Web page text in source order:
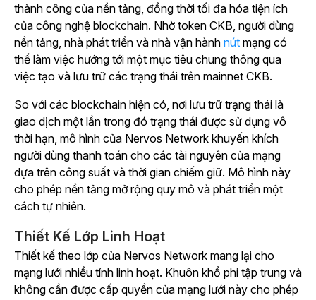
thành công của nền tảng, đồng thời tối đa hóa tiện ích
của công nghệ blockchain. Nhờ token CKB, người dùng
nền tảng, nhà phát triển và nhà vận hành nút mạng có
thể làm việc hướng tới một mục tiêu chung thông qua
việc tạo và lưu trữ các trạng thái trên mainnet CKB.
So với các blockchain hiện có, nơi lưu trữ trạng thái là
giao dịch một lần trong đó trạng thái được sử dụng vô
thời hạn, mô hình của Nervos Network khuyến khích
người dùng thanh toán cho các tài nguyên của mạng
dựa trên công suất và thời gian chiếm giữ. Mô hình này
cho phép nền tảng mở rộng quy mô và phát triển một
cách tự nhiên.
Thiết Kế Lớp Linh Hoạt
Thiết kế theo lớp của Nervos Network mang lại cho
mạng lưới nhiều tính linh hoạt. Khuôn khổ phi tập trung và
không cần được cấp quyền của mạng lưới này cho phép